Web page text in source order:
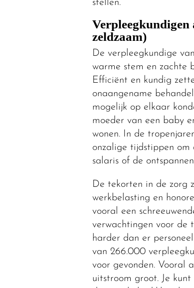
stellen.
zeldzaam)
De verpleegkundige
warme stem en zachte
Efficiënt en kundig
onaangename
mogelijk op elkaar
moeder van een baby
wonen. In de
onzalige tijdstippen
salaris of de
De tekorten in de zorg
werkbelasting en
vooral een
verwachtingen voor de
harder dan er
van 266.000
voor gevonden. Vooral
uitstroom groot. Je